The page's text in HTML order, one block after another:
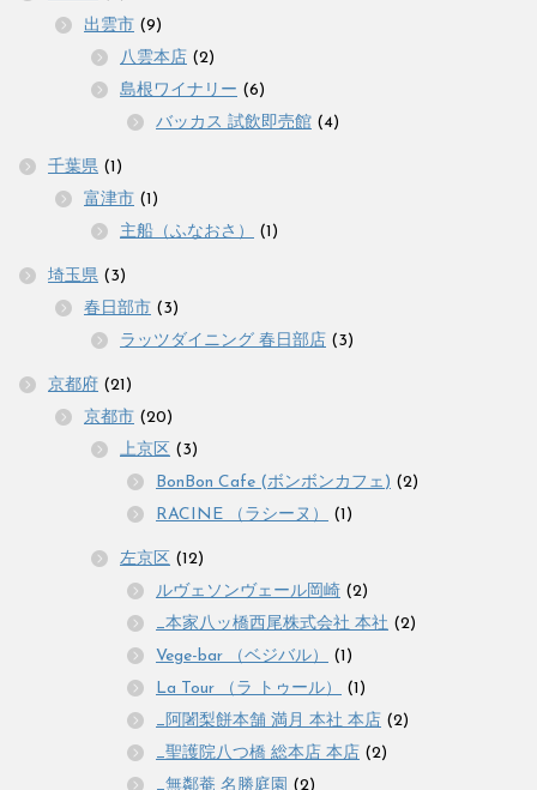
出雲市 (9)
八雲本店 (2)
島根ワイナリー (6)
バッカス 試飲即売館 (4)
千葉県 (1)
富津市 (1)
主船（ふなおさ）
(1)
埼玉県 (3)
春日部市 (3)
ラッツダイニング 春日部店 (3)
京都府 (21)
京都市 (20)
上京区 (3)
BonBon Cafe (ボンボンカフェ) (2)
RACINE （ラシーヌ）
(1)
左京区 (12)
ルヴェソンヴェール岡崎 (2)
_本家八ッ橋西尾株式会社 本社 (2)
Vege-bar （ベジバル）
(1)
La Tour （ラ トゥール）
(1)
_阿闍梨餅本舗 満月 本社 本店 (2)
_聖護院八つ橋 総本店 本店 (2)
_無鄰菴 名勝庭園 (2)